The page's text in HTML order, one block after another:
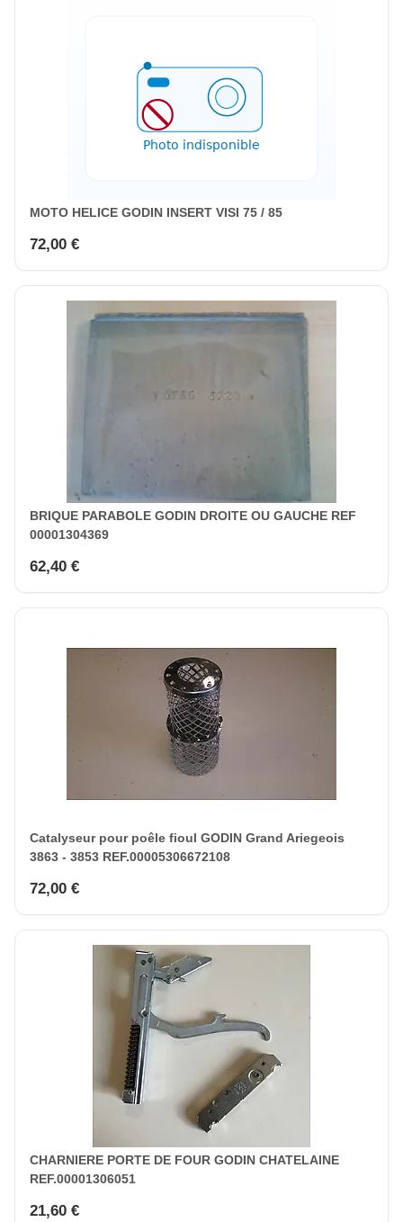
MOTO HELICE GODIN INSERT VISI 75 / 85
72,00 €
BRIQUE PARABOLE GODIN DROITE OU GAUCHE REF
00001304369
62,40 €
Catalyseur pour poêle fioul GODIN Grand Ariegeois
3863 - 3853 REF.00005306672108
72,00 €
CHARNIERE PORTE DE FOUR GODIN CHATELAINE
REF.00001306051
21,60 €